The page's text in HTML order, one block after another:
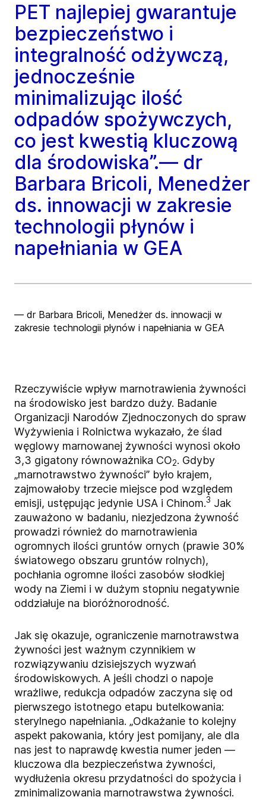
PET najlepiej gwarantuje
bezpieczeństwo i
integralność odżywczą,
jednocześnie
minimalizując ilość
odpadów spożywczych,
co jest kwestią kluczową
dla środowiska”.— dr
Barbara Bricoli, Menedżer
ds. innowacji w zakresie
technologii płynów i
napełniania w GEA
— dr Barbara Bricoli, Menedżer ds. innowacji w
zakresie technologii płynów i napełniania w GEA
Rzeczywiście wpływ marnotrawienia żywności
na środowisko jest bardzo duży. Badanie
Organizacji Narodów Zjednoczonych do spraw
Wyżywienia i Rolnictwa wykazało, że ślad
węglowy marnowanej żywności wynosi około
3,3 gigatony równoważnika CO2. Gdyby
„marnotrawstwo żywności” było krajem,
zajmowałoby trzecie miejsce pod względem
emisji, ustępując jedynie USA i Chinom.3 Jak
zauważono w badaniu, niezjedzona żywność
prowadzi również do marnotrawienia
ogromnych ilości gruntów ornych (prawie 30%
światowego obszaru gruntów rolnych),
pochłania ogromne ilości zasobów słodkiej
wody na Ziemi i w dużym stopniu negatywnie
oddziałuje na bioróżnorodność.
Jak się okazuje, ograniczenie marnotrawstwa
żywności jest ważnym czynnikiem w
rozwiązywaniu dzisiejszych wyzwań
środowiskowych. A jeśli chodzi o napoje
wrażliwe, redukcja odpadów zaczyna się od
pierwszego istotnego etapu butelkowania:
sterylnego napełniania. „Odkażanie to kolejny
aspekt pakowania, który jest pomijany, ale dla
nas jest to naprawdę kwestia numer jeden —
kluczowa dla bezpieczeństwa żywności,
wydłużenia okresu przydatności do spożycia i
zminimalizowania marnotrawstwa żywności.